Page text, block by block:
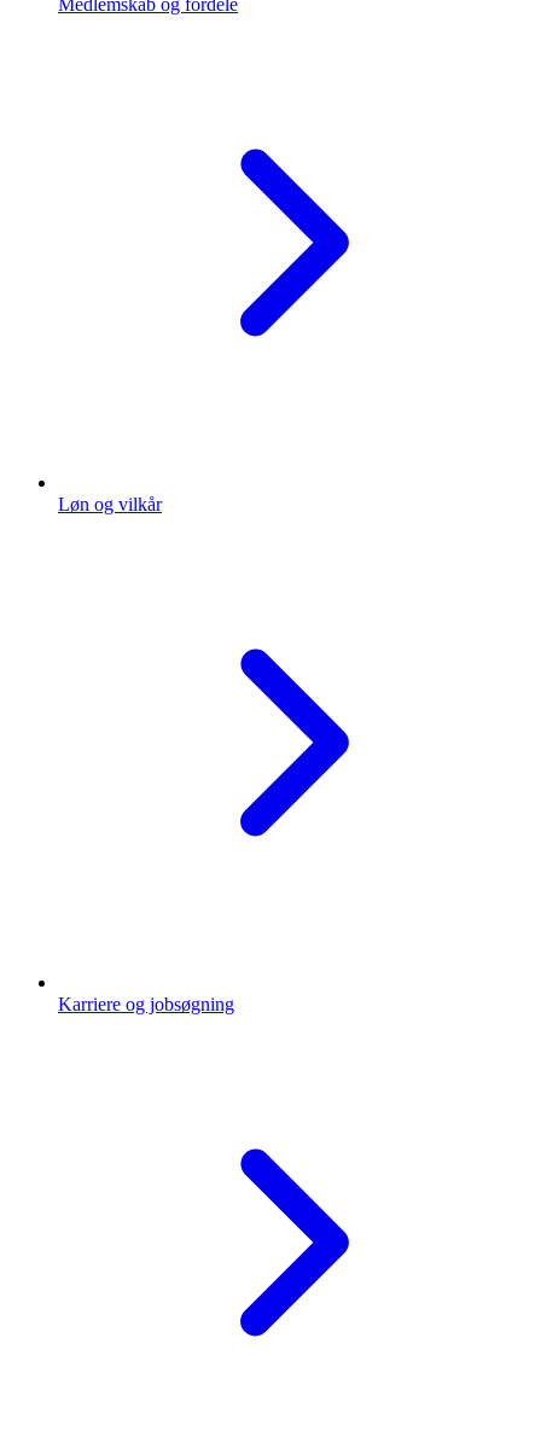
Medlemskab og fordele
Løn og vilkår
Karriere og jobsøgning